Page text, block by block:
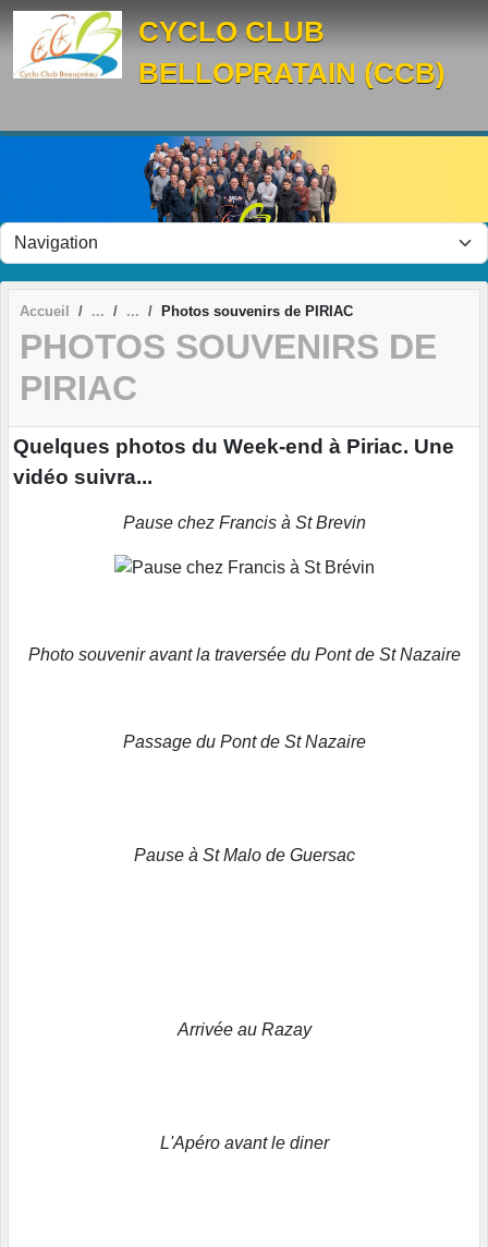
CYCLO CLUB
BELLOPRATAIN (CCB)
Accueil Photos souvenirs de PIRIAC
PHOTOS SOUVENIRS DE
PIRIAC
Quelques photos du Week-end à Piriac. Une
vidéo suivra...
Pause chez Francis à St Brevin
Photo souvenir avant la traversée du Pont de St Nazaire
Passage du Pont de St Nazaire
Pause à St Malo de Guersac
Arrivée au Razay
L'Apéro avant le diner
Panneau de gestion des cookies